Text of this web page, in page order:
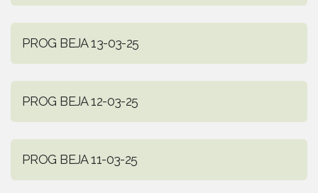
PROG BEJA 13-03-25
PROG BEJA 12-03-25
PROG BEJA 11-03-25